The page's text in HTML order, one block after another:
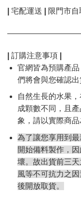
| 宅配運送 | 限門市自
| 訂購注意事項 |
官網皆為預購產
們將會與您確認出
自然生長的水果
成顆數不同，且
象，請以實際商品
為了讓您享用到
開始備料製作，
壞。故出貨前三
風等不可抗力之
後開放取貨。